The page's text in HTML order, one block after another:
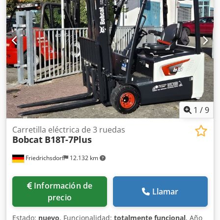
accionamiento:Elektro , ancho de construcción: 820 mm,
Transpaleta Centro de carga: 600 Ancho de la horquilla:
560 mm Tipo de mástil: Triplex Condición: Nuevo Estado
técnico: Nuevo Tipo de neumáticos delanteros: poliuretano
Estado de los neumáticos delanteros: 80 - 100% Tipo de
neumáticos traseros: poliuretano Estado de los neumáticos
traseros: 80 - 100% Voltaje de la batería: 24 V Batería Ah:
150 Ah Cedpfx Aewi Acgsarerf Tipo de batería: iones de
litio Año de fabricación de la batería: 2025 Estado de la
batería: 80 - 100% Carrera inicial, carrera libre completa,
certificado CE, Batería de iones de litio que no requiere
mantenimiento.
1 /9
Friedrichsdorf 12.132 km
Carretilla eléctrica de 3 ruedas
Bobcat B18T-7Plus
Información de
precio
Llamar
Estado: nuevo, Funcionalidad: totalmente funcional, Año